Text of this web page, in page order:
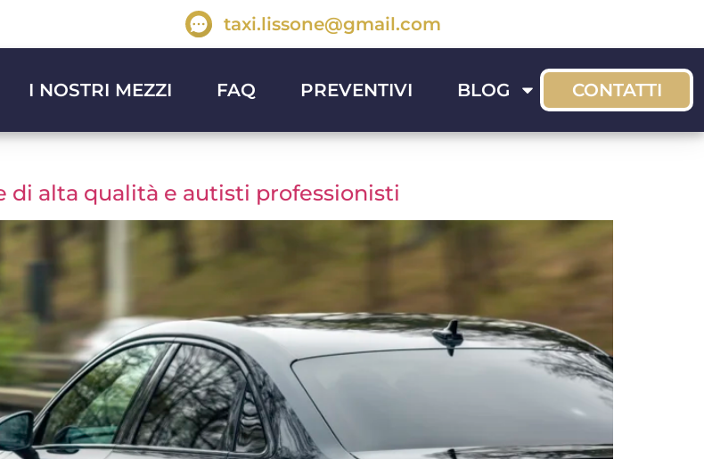
taxi.lissone@gmail.com
I NOSTRI MEZZI FAQ PREVENTIVI BLOG CONTATTI
di alta qualità e autisti professionisti